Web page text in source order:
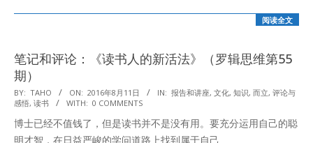
阅读全文
笔记和评论：《读书人的新活法》（罗辑思维第55
期）
2016-
08-
11
BY: TAHO ON: 2016年8月11日 IN: 报告和讲座, 文化, 知识, 而立, 评论与
感悟, 读书 WITH: 0 COMMENTS
博士已经不值钱了，但是读书并不是没有用。要充分运用自己的聪
明才智，在日益严峻的学问道路上找到属于自己